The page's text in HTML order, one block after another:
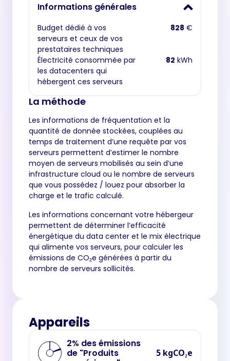
Informations générales
Budget dédié à vos
serveurs et ceux de vos
prestataires techniques
828 €
Électricité consommée par
les datacenters qui
hébergent ces serveurs
82 kWh
La méthode
Les informations de fréquentation et la
quantité de donnée stockées, couplées au
temps de traitement d’une requête par vos
serveurs permettent d’estimer le nombre
moyen de serveurs mobilisés au sein d’une
infrastructure cloud ou le nombre de serveurs
que vous possédez / louez pour absorber la
charge et le trafic calculé.
Les informations concernant votre hébergeur
permettent de déterminer l’efficacité
énergétique du data center et le mix électrique
qui alimente vos serveurs, pour calculer les
émissions de CO₂e générées à partir du
nombre de serveurs sollicités.
Appareils
2% des émissions
de "Produits
5 kgCO₂e